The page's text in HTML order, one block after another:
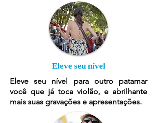
Eleve seu nível
Eleve seu nível para outro patamar
você que já toca violão, e abrilhante
mais suas gravações e apresentações.